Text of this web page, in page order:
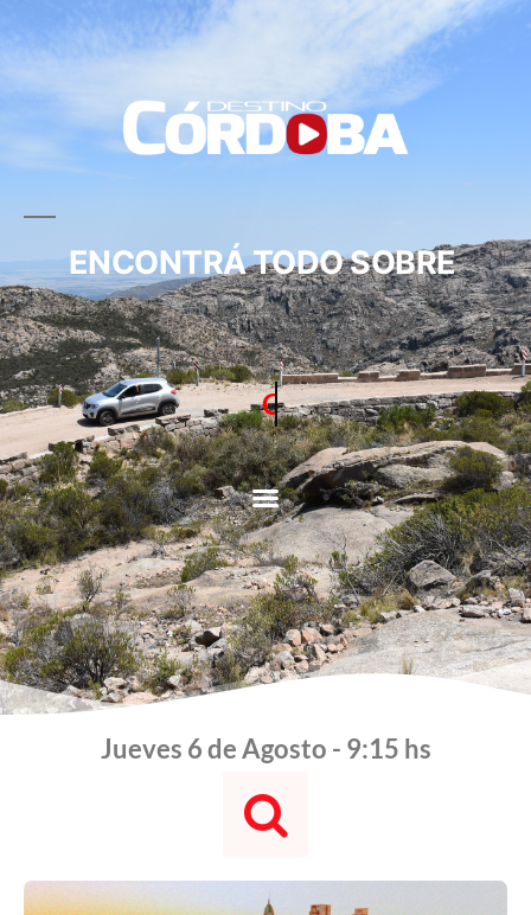
ENCONTRÁ TODO SOBRE
CIRCUITOS
Jueves 6 de Agosto - 9:15 hs